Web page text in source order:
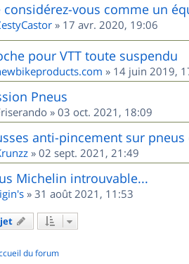
considérez-vous comme un
» 17 avr. 2020, 19:06
pour VTT toute suspendu
» 14 juin 2019,
Pneus
» 03 oct. 2021, 18:09
anti-pincement sur pneus
» 02 sept. 2021, 21:49
Michelin introuvable...
» 31 août 2021, 11:53
du forum